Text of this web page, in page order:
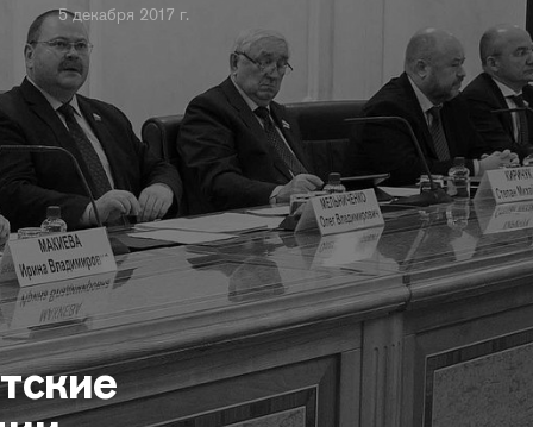
5 декабря 2017 г.